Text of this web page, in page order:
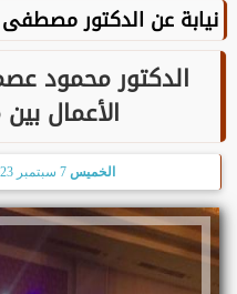
نيابة عن الدكتور
الدكتور محمود
الأعمال
الخميس